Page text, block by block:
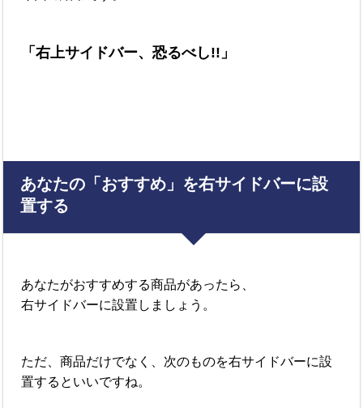
「右上サイドバー、恐るべし!!」
あなたの「おすすめ」を右サイドバーに設
置する
あなたがおすすめする商品があったら、
右サイドバーに設置しましょう。
ただ、商品だけでなく、次のものを右サイドバーに設
置するといいですね。